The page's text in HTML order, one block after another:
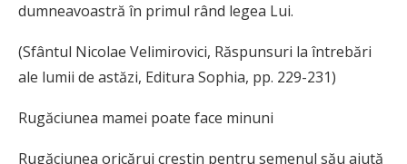
dumneavoastră în primul rând legea Lui.
(Sfântul Nicolae Velimirovici, Răspunsuri la întrebări
ale lumii de astăzi, Editura Sophia, pp. 229-231)
Rugăciunea mamei poate face minuni
Rugăciunea oricărui creştin pentru semenul său ajută